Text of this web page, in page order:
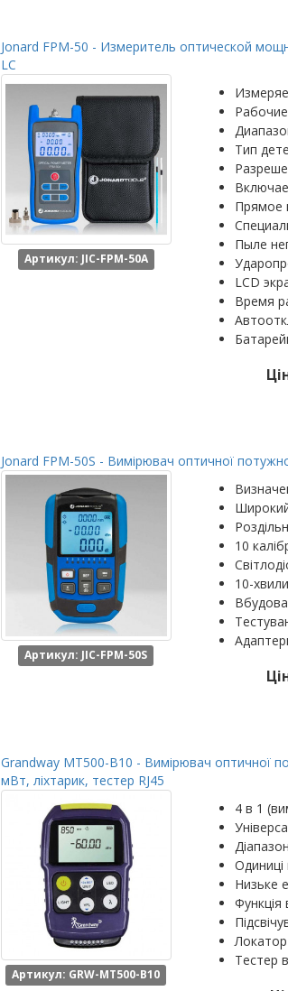
Jonard FPM-50 - Измеритель оптической
LC
Артикул: JIC-FPM-50A
Тип
Прямое
Пыле
LCD
Время
Jonard FPM-50S - Вимірювач оптичної
Артикул: JIC-FPM-50S
10
10-
Grandway MT500-B10 - Вимірювач оптичної
мВт, ліхтарик, тестер RJ45
Артикул: GRW-MT500-B10
4 в 1
Низьке
Функція
Тестер